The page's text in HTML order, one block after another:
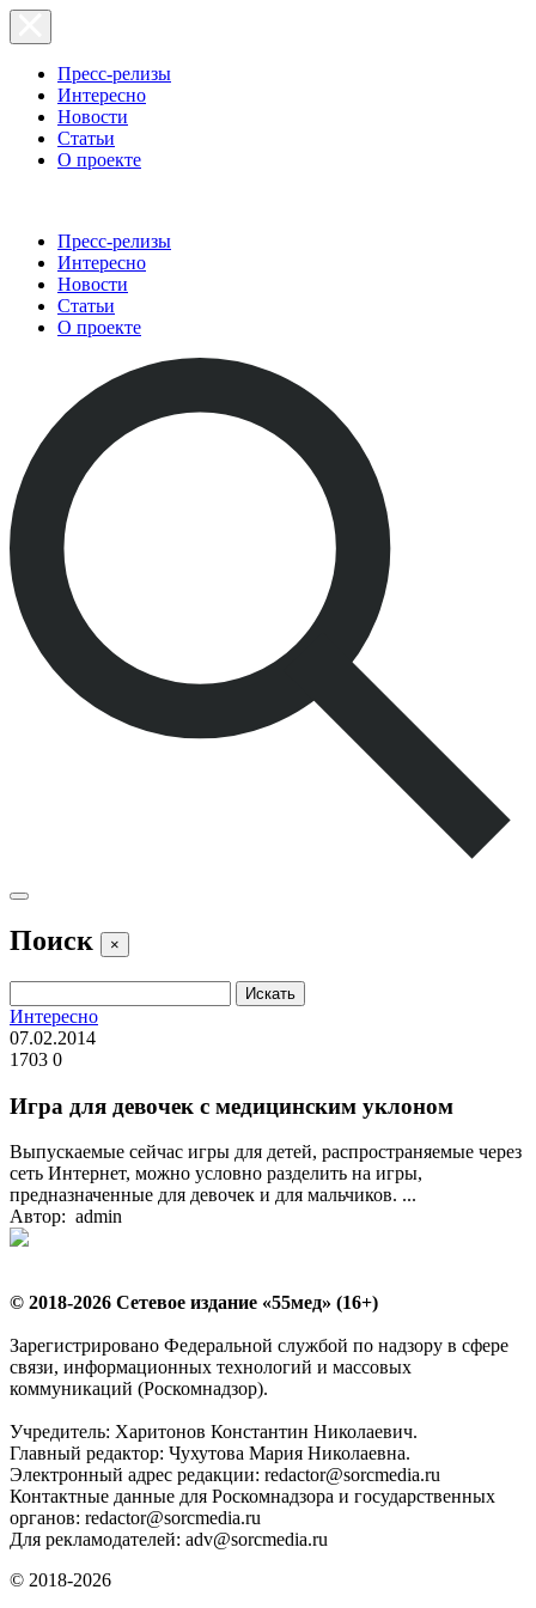
Пресс-релизы
Интересно
Новости
Статьи
О проекте
Пресс-релизы
Интересно
Новости
Статьи
О проекте
Поиск ×
Интересно
07.02.2014
1703 0
Игра для девочек с медицинским уклоном
Выпускаемые сейчас игры для детей, распространяемые через
сеть Интернет, можно условно разделить на игры,
предназначенные для девочек и для мальчиков. ...
Автор: admin
© 2018-2026 Сетевое издание «55мед» (16+)
Зарегистрировано Федеральной службой по надзору в сфере
связи, информационных технологий и массовых
коммуникаций (Роскомнадзор).
Учредитель: Харитонов Константин Николаевич.
Главный редактор: Чухутова Мария Николаевна.
Электронный адрес редакции: redactor@sorcmedia.ru
Контактные данные для Роскомнадзора и государственных
органов: redactor@sorcmedia.ru
Для рекламодателей: adv@sorcmedia.ru
© 2018-2026